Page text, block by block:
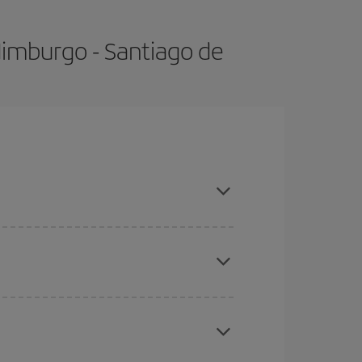
- Santiago de
días cercanos